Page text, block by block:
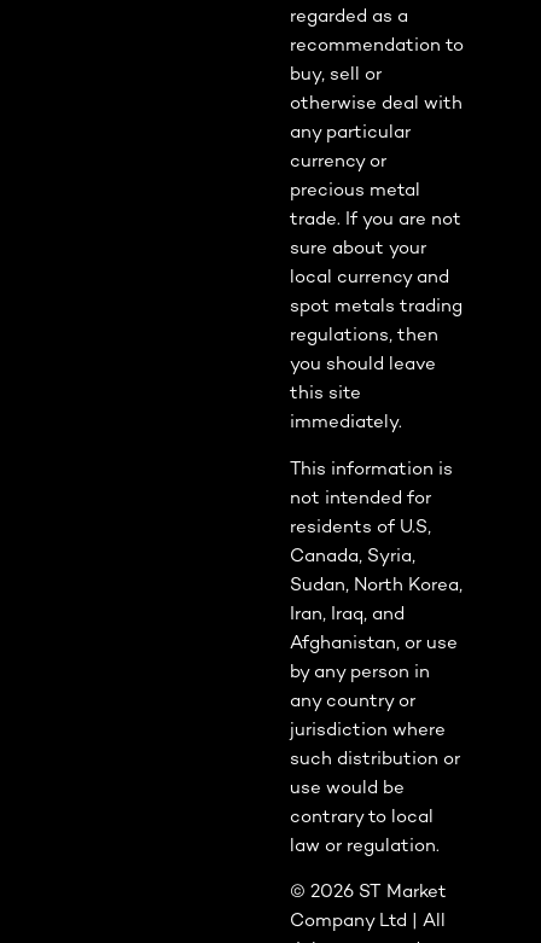
regarded as a
recommendation to
buy, sell or
otherwise deal with
any particular
currency or
precious metal
trade. If you are not
sure about your
local currency and
spot metals trading
regulations, then
you should leave
this site
immediately.
This information is
not intended for
residents of U.S,
Canada, Syria,
Sudan, North Korea,
Iran, Iraq, and
Afghanistan, or use
by any person in
any country or
jurisdiction where
such distribution or
use would be
contrary to local
law or regulation.
© 2026 ST Market
Company Ltd | All